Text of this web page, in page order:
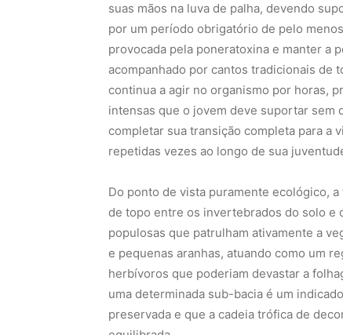
suas mãos na luva de palha, devendo
por um período obrigatório de pelo
provocada pela poneratoxina e manter a
acompanhado por cantos tradicionais de
continua a agir no organismo por horas,
intensas que o jovem deve suportar sem
completar sua transição completa para a
repetidas vezes ao longo de sua
Do ponto de vista puramente ecológico,
de topo entre os invertebrados do solo e
populosas que patrulham ativamente a
e pequenas aranhas, atuando como um
herbívoros que poderiam devastar a
uma determinada sub-bacia é um
preservada e que a cadeia trófica de